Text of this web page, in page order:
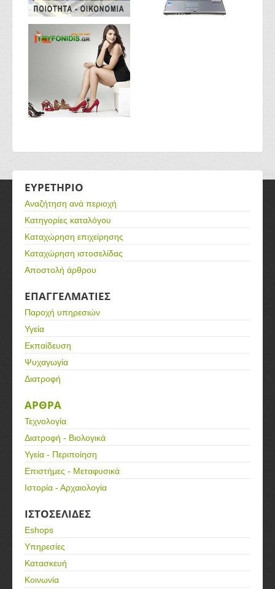
ΕΥΡΕΤΗΡΙΟ
Αναζήτηση ανά περιοχή
Κατηγορίες καταλόγου
Καταχώρηση επιχείρησης
Καταχώρηση ιστοσελίδας
Αποστολή άρθρου
ΕΠΑΓΓΕΛΜΑΤΙΕΣ
Παροχή υπηρεσιών
Υγεία
Εκπαίδευση
Ψυχαγωγία
Διατροφή
ΑΡΘΡΑ
Τεχνολογία
Διατροφή - Βιολογικά
Υγεία - Περιποίηση
Επιστήμες - Μεταφυσικά
Ιστορία - Αρχαιολογία
ΙΣΤΟΣΕΛΙΔΕΣ
Eshops
Υπηρεσίες
Κατασκευή
Κοινωνία